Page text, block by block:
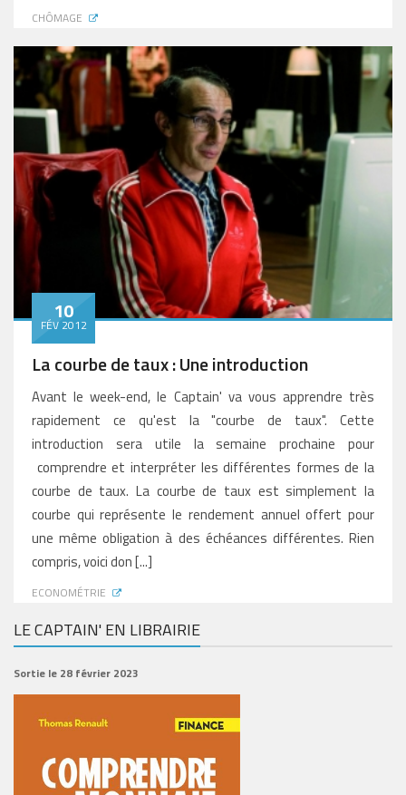
CHÔMAGE
10
FÉV 2012
La courbe de taux : Une introduction
Avant le week-end, le Captain' va vous apprendre très
rapidement ce qu'est la "courbe de taux". Cette
introduction sera utile la semaine prochaine pour
comprendre et interpréter les différentes formes de la
courbe de taux. La courbe de taux est simplement la
courbe qui représente le rendement annuel offert pour
une même obligation à des échéances différentes. Rien
compris, voici don [...]
ECONOMÉTRIE
LE CAPTAIN' EN LIBRAIRIE
Sortie le 28 février 2023